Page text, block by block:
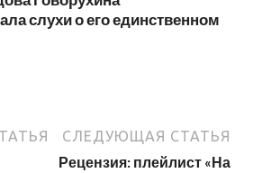
слухи о его единственном
СЛЕДУЮЩАЯ СТАТЬЯ
Рецензия: плейлист «На